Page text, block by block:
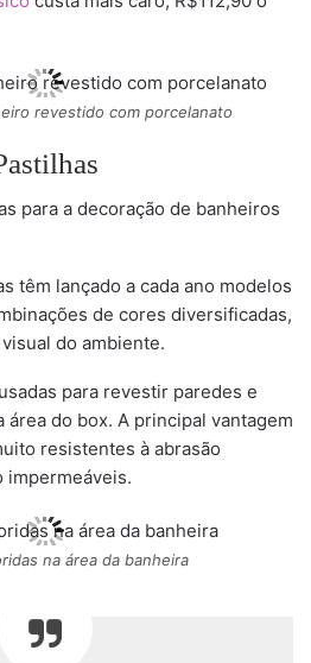
revestido com porcelanato
para a decoração de banheiros
têm lançado a cada ano modelos
de cores diversificadas,
do ambiente.
para revestir paredes e
área do box. A principal vantagem
resistentes à abrasão
impermeáveis.
na área da banheira